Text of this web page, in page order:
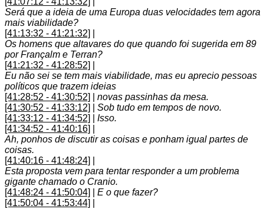
Será que a ideia de uma Europa duas velocidades tem agora
mais viabilidade?
[41:13:32 - 41:21:32]
Os homens que altavares do que quando foi sugerida em 89
por Françalm e Terran?
[41:21:32 - 41:28:52]
Eu não sei se tem mais viabilidade, mas eu aprecio pessoas
políticos que trazem ideias
[41:28:52 - 41:30:52]
novas passinhas da mesa.
[41:30:52 - 41:33:12]
Sob tudo em tempos de novo.
[41:33:12 - 41:34:52]
Isso.
[41:34:52 - 41:40:16]
Ah, ponhos de discutir as coisas e ponham igual partes de
coisas.
[41:40:16 - 41:48:24]
Esta proposta vem para tentar responder a um problema
gigante chamado o Cranio.
[41:48:24 - 41:50:04]
E o que fazer?
[41:50:04 - 41:53:44]